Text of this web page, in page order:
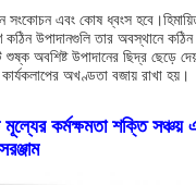
এবং কোষ ধ্বংস
কঠিন উপাদানগুলি তার অবস্থানে
অবশিষ্ট উপাদানের ছিদ্র ছেড়ে
অখণ্ডতা বজায় রাখা হয়।
কর্মক্ষমতা শক্তি সঞ্চয়